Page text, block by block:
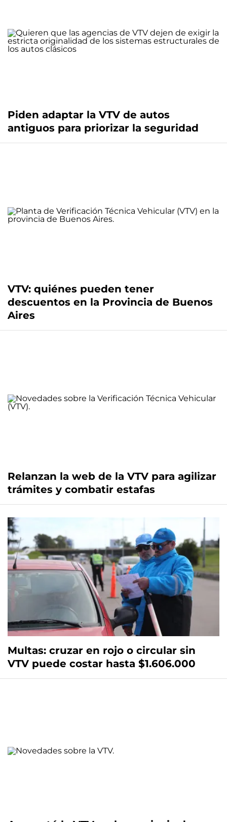
Piden adaptar la VTV de autos
antiguos para priorizar la seguridad
VTV: quiénes pueden tener
descuentos en la Provincia de Buenos
Aires
Relanzan la web de la VTV para agilizar
trámites y combatir estafas
Multas: cruzar en rojo o circular sin
VTV puede costar hasta $1.606.000